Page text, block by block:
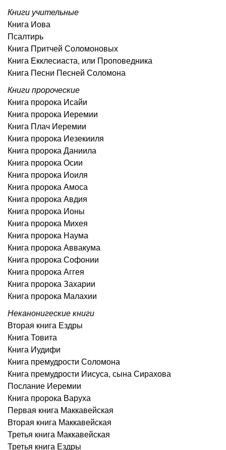
Книги учительные
Книга Иова
Псалтирь
Книга Притчей Соломоновых
Книга Екклесиаста, или Проповедника
Книга Песни Песней Соломона
Книги пророческие
Книга пророка Исайи
Книга пророка Иеремии
Книга Плач Иеремии
Книга пророка Иезекииля
Книга пророка Даниила
Книга пророка Осии
Книга пророка Иоиля
Книга пророка Амоса
Книга пророка Авдия
Книга пророка Ионы
Книга пророка Михея
Книга пророка Наума
Книга пророка Аввакума
Книга пророка Софонии
Книга пророка Аггея
Книга пророка Захарии
Книга пророка Малахии
Неканонигеские книги
Вторая книга Ездры
Книга Товита
Книга Иудифи
Книга премудрости Соломона
Книга премудрости Иисуса, сына Сирахова
Послание Иеремии
Книга пророка Варуха
Первая книга Маккавейская
Вторая книга Маккавейская
Третья книга Маккавейская
Третья книга Ездры